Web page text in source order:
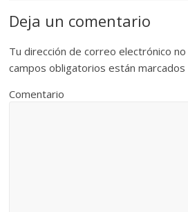
Deja un comentario
Tu dirección de correo electrónico no
campos obligatorios están
Comentario